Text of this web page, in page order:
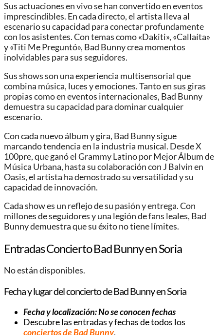
Sus actuaciones en vivo se han convertido en eventos
imprescindibles. En cada directo, el artista lleva al
escenario su capacidad para conectar profundamente
con los asistentes. Con temas como «Dakiti», «Callaíta»
y «Titi Me Preguntó», Bad Bunny crea momentos
inolvidables para sus seguidores.
Sus shows son una experiencia multisensorial que
combina música, luces y emociones. Tanto en sus giras
propias como en eventos internacionales, Bad Bunny
demuestra su capacidad para dominar cualquier
escenario.
Con cada nuevo álbum y gira, Bad Bunny sigue
marcando tendencia en la industria musical. Desde X
100pre, que ganó el Grammy Latino por Mejor Álbum de
Música Urbana, hasta su colaboración con J Balvin en
Oasis, el artista ha demostrado su versatilidad y su
capacidad de innovación.
Cada show es un reflejo de su pasión y entrega. Con
millones de seguidores y una legión de fans leales, Bad
Bunny demuestra que su éxito no tiene límites.
Entradas Concierto Bad Bunny en Soria
No están disponibles.
Fecha y lugar del concierto de Bad Bunny en Soria
Fecha y localización: No se conocen fechas
Descubre las entradas y fechas de todos los
conciertos de Bad Bunny.